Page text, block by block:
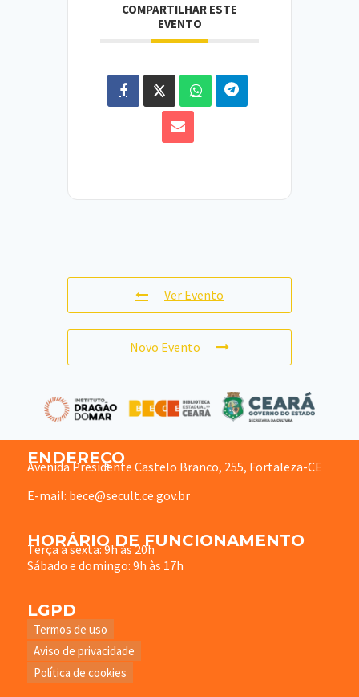
COMPARTILHAR ESTE
EVENTO
Ver Evento
Novo Evento
ENDEREÇO
Avenida Presidente Castelo Branco, 255, Fortaleza-CE
E-mail: bece@secult.ce.gov.br
HORÁRIO DE FUNCIONAMENTO
Terça à sexta: 9h às 20h
Sábado e domingo: 9h às 17h
LGPD
Termos de uso
Aviso de privacidade
Política de cookies